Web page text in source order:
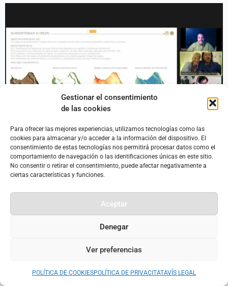
Gestionar el consentimiento
de las cookies
Para ofrecer las mejores experiencias, utilizamos tecnologías como las
cookies para almacenar y/o acceder a la información del dispositivo. El
consentimiento de estas tecnologías nos permitirá procesar datos como el
comportamiento de navegación o las identificaciones únicas en este sitio.
No consentir o retirar el consentimiento, puede afectar negativamente a
ciertas características y funciones.
Aceptar
Denegar
Ver preferencias
POLÍTICA DE COOKIESPOLÍTICA DE PRIVACITATAVÍS LEGAL
Disseny per a la Resiliència a la teva pròpia Casa Integral
Aquest és un curs per aprendre a Dissenyar i Implementar
Baixarem la petjada ecològica de les nostres llars i
augmentarem el nivell de la nostra resiliència personal tant